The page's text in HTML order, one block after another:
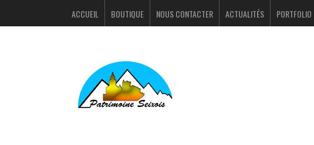
ACCUEIL BOUTIQUE NOUS CONTACTER ACTUALITÉS PORTFOLIO